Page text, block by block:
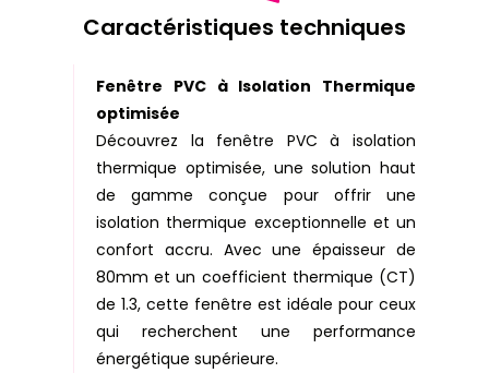
Caractéristiques techniques
Fenêtre PVC à Isolation Thermique
optimisée
Découvrez la fenêtre PVC à isolation
thermique optimisée, une solution haut
de gamme conçue pour offrir une
isolation thermique exceptionnelle et un
confort accru. Avec une épaisseur de
80mm et un coefficient thermique (CT)
de 1.3, cette fenêtre est idéale pour ceux
qui recherchent une performance
énergétique supérieure.